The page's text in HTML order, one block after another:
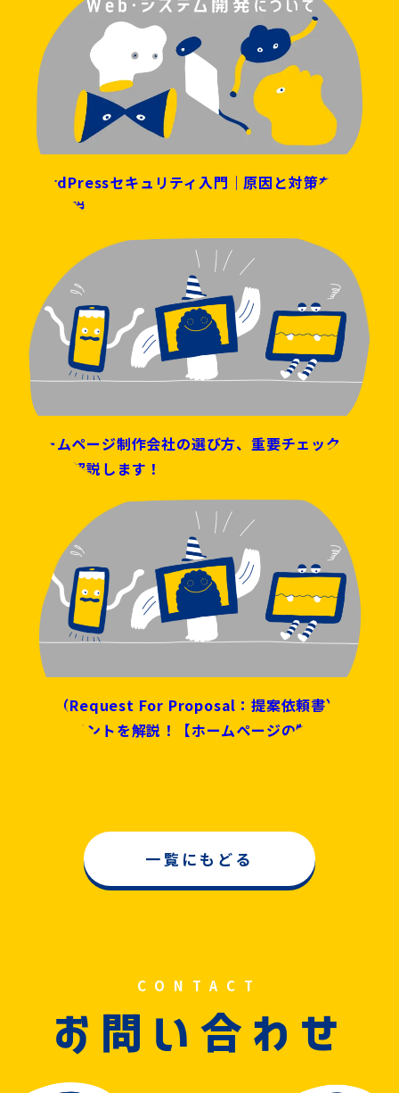
WordPressセキュリティ入門｜原因と対策をまと
めて解説
ホームページ制作会社の選び方、重要チェックポイ
ントを解説します！
RFP（Request For Proposal：提案依頼書）の作
成のポイントを解説！【ホームページの制作】
一覧にもどる
CONTACT
お 問 い 合 わせ